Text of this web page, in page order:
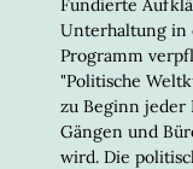
Fundierte
Unterhaltung in
Programm
"Politische
zu Beginn jeder
Gängen und
wird. Die